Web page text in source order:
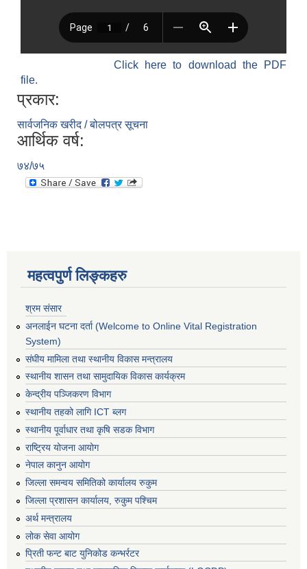
Click here to download the PDF
file.
प्रकार:
सार्वजनिक खरीद / बोलपत्र सूचना
आर्थिक वर्ष:
७४/७५
महत्वपुर्ण लिङ्कहरु
श्रम संसार
अनलाईन घटना दर्ता (Welcome to Online Vital Registration
System)
संघीय मामिला तथा स्थानीय विकास मन्त्रालय
स्थानीय शासन तथा सामुदायिक विकास कार्यक्रम
केन्द्रीय पञ्जिकरण विभाग
स्थानीय तहको लागि ICT ब्लग
स्थानीय पूर्वाधार तथा कृषि सडक विभाग
राष्ट्रिय योजना आयोग
नेपाल कानुन आयोग
जिल्ला समन्वय समितिको कार्यालय रुकुम
जिल्ला प्रशासन कार्यालय, रुकुम पश्चिम
अर्थ मन्त्रालय
लोक सेवा आयोग
प्रिती फन्ट बाट युनिकोड कन्भर्रटर